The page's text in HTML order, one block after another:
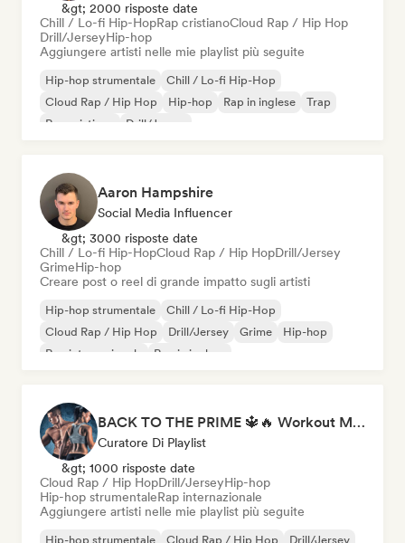
&gt; 2000 risposte date
Chill / Lo-fi Hip-HopRap cristianoCloud Rap / Hip Hop
Drill/JerseyHip-hop
Aggiungere artisti nelle mie playlist più seguite
Hip-hop strumentale
Chill / Lo-fi Hip-Hop
Cloud Rap / Hip Hop
Hip-hop Rap in inglese
Trap
Rap cristiano
Drill/Jersey
Aaron Hampshire
Social Media Influencer
&gt; 3000 risposte date
Chill / Lo-fi Hip-HopCloud Rap / Hip HopDrill/Jersey
GrimeHip-hop
Creare post o reel di grande impatto sugli artisti
Hip-hop strumentale
Chill / Lo-fi Hip-Hop
Cloud Rap / Hip Hop
Drill/Jersey Grime
Hip-hop
Rap internazionale
Rap in inglese
BACK TO THE PRIME 🔱🔥 Workout Motivation Playlist
Curatore Di Playlist
&gt; 1000 risposte date
Cloud Rap / Hip HopDrill/JerseyHip-hop
Hip-hop strumentaleRap internazionale
Aggiungere artisti nelle mie playlist più seguite
Hip-hop strumentale Cloud Rap / Hip Hop Drill/Jersey